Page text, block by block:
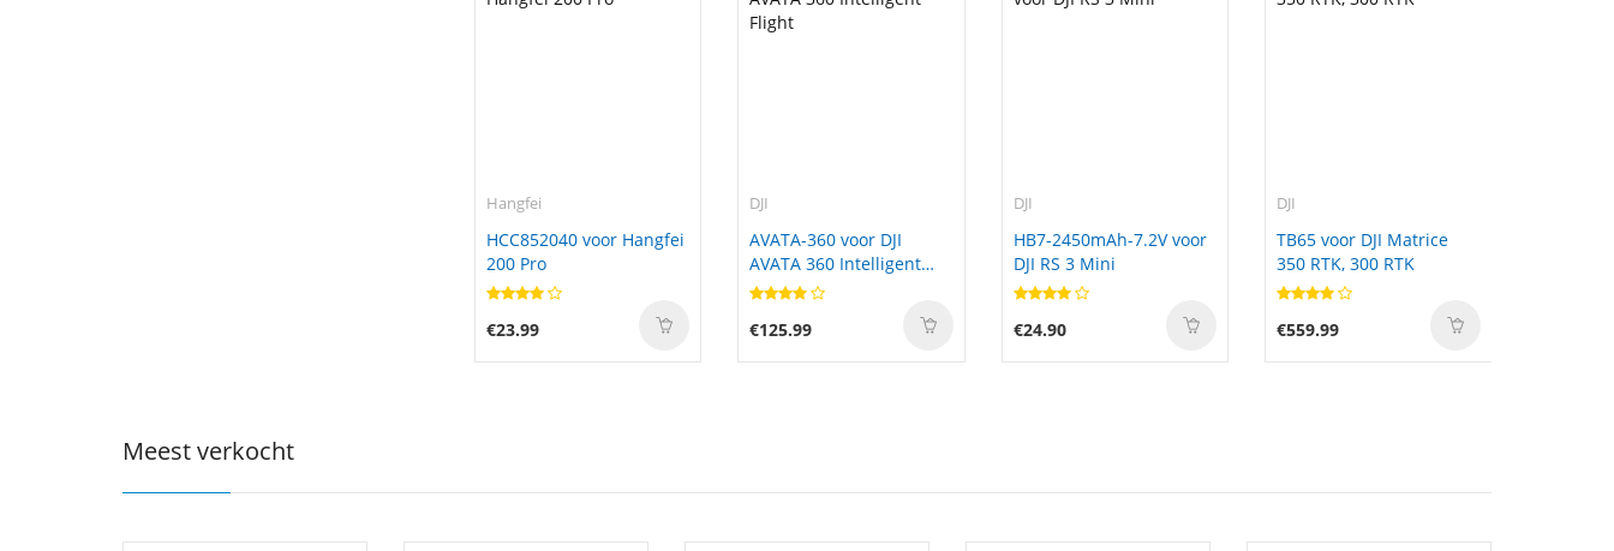
Hangfei
HCC852040 voor Hangfei
200 Pro
€23.99
DJI
AVATA-360 voor DJI
AVATA 360 Intelligent
Flight
€125.99
DJI
HB7-2450mAh-7.2V voor
DJI RS 3 Mini
€24.90
DJI
TB65 voor DJI Matrice
350 RTK, 300 RTK
€559.99
Meest verkocht